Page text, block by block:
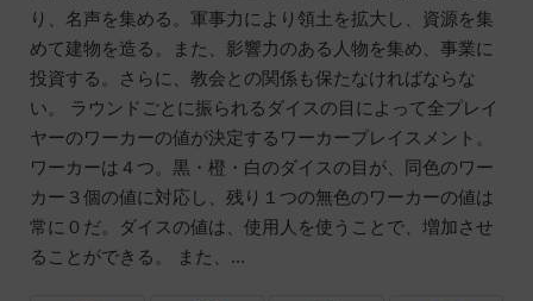
り、名声を集める。軍事力により領土を拡大し、資源を集
めて建物を造る。また、影響力のある人物を集め、事業に
投資する。さらに、教会との関係も保たなければならな
い。 ラウンドごとに振られるダイスの目によって全プレイ
ヤーのワーカーの値が決定するワーカープレイスメント。
ワーカーは４つ。黒・橙・白のダイスの目が、同色のワー
カー３個の値に対応し、残り１つの無色のワーカーの値は
常に０だ。ダイスの値は、使用人を使うことで、増加させ
ることができる。 また、...